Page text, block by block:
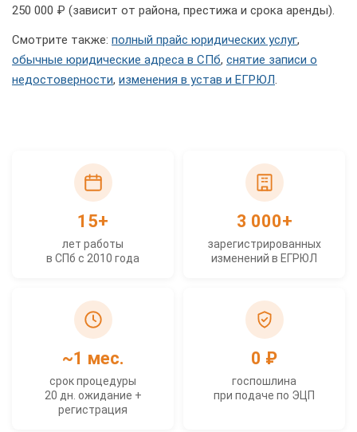
250 000 ₽ (зависит от района, престижа и срока аренды).
Смотрите также: полный прайс юридических услуг,
обычные юридические адреса в СПб, снятие записи о
недостоверности, изменения в устав и ЕГРЮЛ.
15+
лет работы
в СПб с 2010 года
3 000+
зарегистрированных
изменений в ЕГРЮЛ
~1 мес.
срок процедуры
20 дн. ожидание +
регистрация
0 ₽
госпошлина
при подаче по ЭЦП